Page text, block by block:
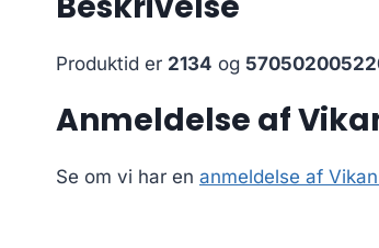
Produktid er 2134 og
Anmeldelse af
Se om vi har en anmeldelse af